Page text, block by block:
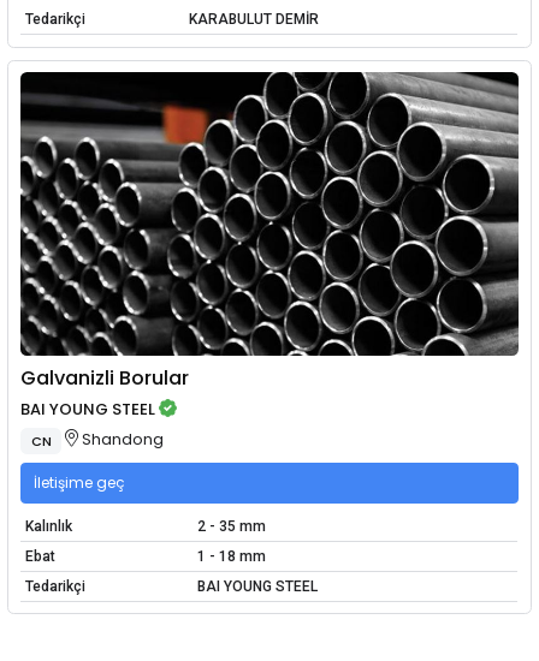
Tedarikçi KARABULUT DEMİR
Galvanizli Borular
BAI YOUNG STEEL
CN Shandong
İletişime geç
Kalınlık
2 - 35 mm
Ebat
1 - 18 mm
Tedarikçi
BAI YOUNG STEEL